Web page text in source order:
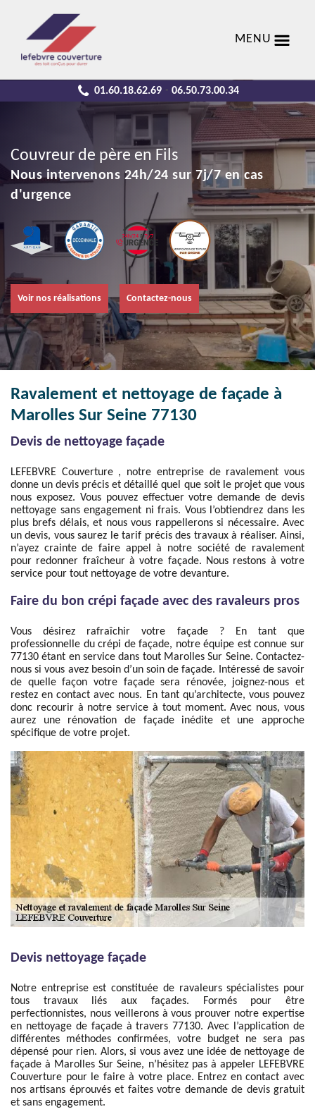
MENU
01.60.18.62.69 - 06.50.73.00.34
Couvreur de père en Fils
Nous intervenons 24h/24 sur 7j/7 en cas
d'urgence
Voir nos réalisations Contactez-nous
Ravalement et nettoyage de façade à
Marolles Sur Seine 77130
Devis de nettoyage façade
LEFEBVRE Couverture , notre entreprise de ravalement vous
donne un devis précis et détaillé quel que soit le projet que vous
nous exposez. Vous pouvez effectuer votre demande de devis
nettoyage sans engagement ni frais. Vous l’obtiendrez dans les
plus brefs délais, et nous vous rappellerons si nécessaire. Avec
un devis, vous saurez le tarif précis des travaux à réaliser. Ainsi,
n’ayez crainte de faire appel à notre société de ravalement
pour redonner fraîcheur à votre façade. Nous restons à votre
service pour tout nettoyage de votre devanture.
Faire du bon crépi façade avec des ravaleurs pros
Vous désirez rafraîchir votre façade ? En tant que
professionnelle du crépi de façade, notre équipe est connue sur
77130 étant en service dans tout Marolles Sur Seine. Contactez-
nous si vous avez besoin d’un soin de façade. Intéressé de savoir
de quelle façon votre façade sera rénovée, joignez-nous et
restez en contact avec nous. En tant qu’architecte, vous pouvez
donc recourir à notre service à tout moment. Avec nous, vous
aurez une rénovation de façade inédite et une approche
spécifique de votre projet.
Devis nettoyage façade
Notre entreprise est constituée de ravaleurs spécialistes pour
tous travaux liés aux façades. Formés pour être
perfectionnistes, nous veillerons à vous prouver notre expertise
en nettoyage de façade à travers 77130. Avec l’application de
différentes méthodes confirmées, votre budget ne sera pas
dépensé pour rien. Alors, si vous avez une idée de nettoyage de
façade à Marolles Sur Seine, n’hésitez pas à appeler LEFEBVRE
Couverture pour le faire à votre place. Entrez en contact avec
nos artisans éprouvés et faites votre demande de devis gratuit
et sans engagement.